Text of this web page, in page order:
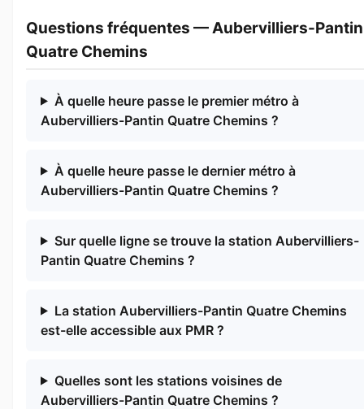
Questions fréquentes — Aubervilliers-Pantin
Quatre Chemins
À quelle heure passe le premier métro à
Aubervilliers-Pantin Quatre Chemins ?
À quelle heure passe le dernier métro à
Aubervilliers-Pantin Quatre Chemins ?
Sur quelle ligne se trouve la station Aubervilliers-
Pantin Quatre Chemins ?
La station Aubervilliers-Pantin Quatre Chemins
est-elle accessible aux PMR ?
Quelles sont les stations voisines de
Aubervilliers-Pantin Quatre Chemins ?